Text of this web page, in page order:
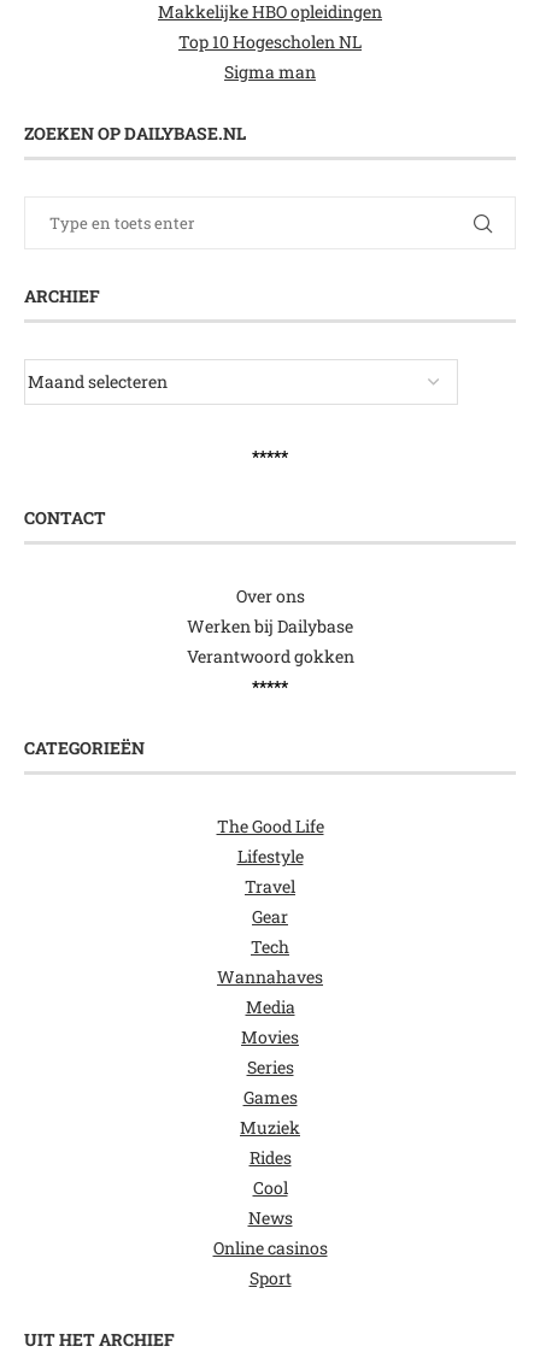
Makkelijke HBO opleidingen
Top 10 Hogescholen NL
Sigma man
ZOEKEN OP DAILYBASE.NL
ARCHIEF
*****
CONTACT
Over ons
Werken bij Dailybase
Verantwoord gokken
*****
CATEGORIEËN
The Good Life
Lifestyle
Travel
Gear
Tech
Wannahaves
Media
Movies
Series
Games
Muziek
Rides
Cool
News
Online casinos
Sport
UIT HET ARCHIEF